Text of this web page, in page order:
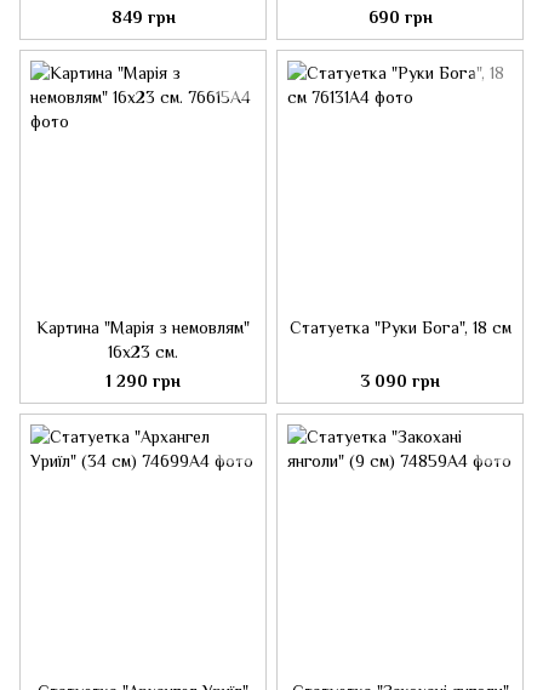
849 грн
690 грн
Картина "Марія з немовлям"
16х23 см.
1 290 грн
Статуетка "Руки Бога", 18 см
3 090 грн